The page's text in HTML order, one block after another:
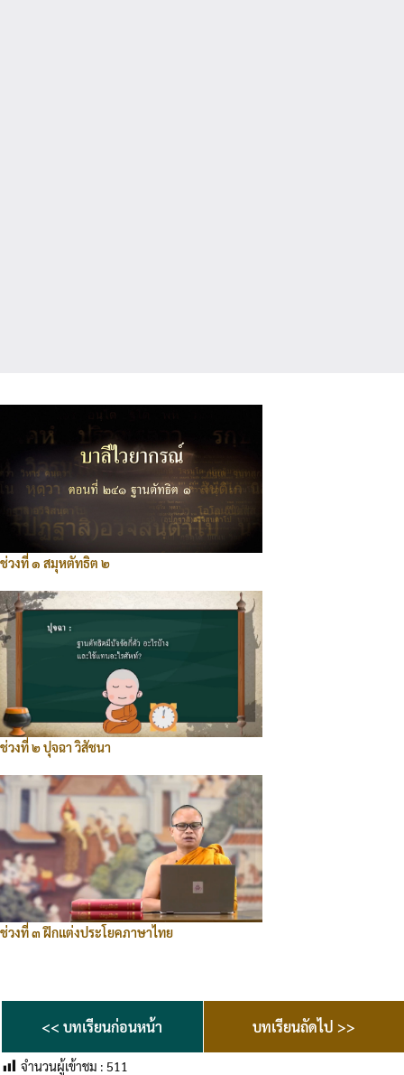
ช่วงที่ ๑ สมุหตัทธิต ๒
ช่วงที่ ๒ ปุจฉา วิสัชนา
ช่วงที่ ๓ ฝึกแต่งประโยคภาษาไทย
<< บทเรียนก่อนหน้า บทเรียนถัดไป >>
จำนวนผู้เข้าชม : 511